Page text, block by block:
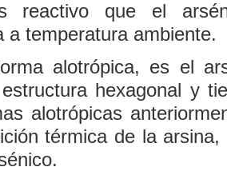
reactivo que el
a temperatura ambiente.
alotrópica, es el
hexagonal y
alotrópicas
térmica de la